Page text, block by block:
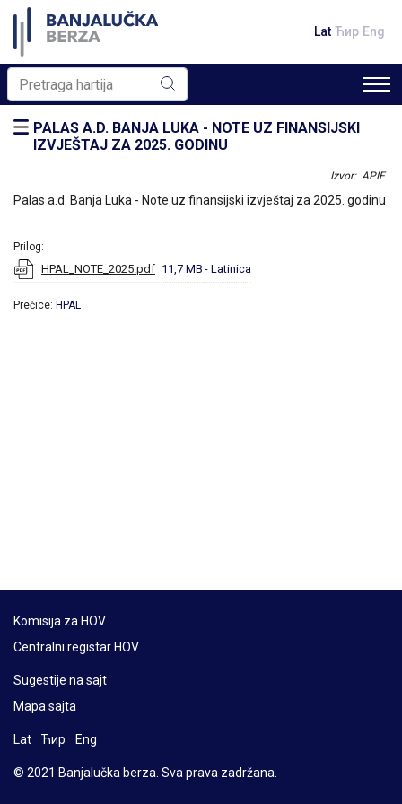
Lat Ћир Eng
PALAS A.D. BANJA LUKA - NOTE UZ FINANSIJSKI
IZVJEŠTAJ ZA 2025. GODINU
Izvor: APIF
Palas a.d. Banja Luka - Note uz finansijski izvještaj za 2025. godinu
Prilog:
HPAL_NOTE_2025.pdf 11,7 MB - Latinica
Prečice: HPAL
Komisija za HOV
Centralni registar HOV
Sugestije na sajt
Mapa sajta
Lat Ћир Eng
© 2021 Banjalučka berza. Sva prava zadržana.